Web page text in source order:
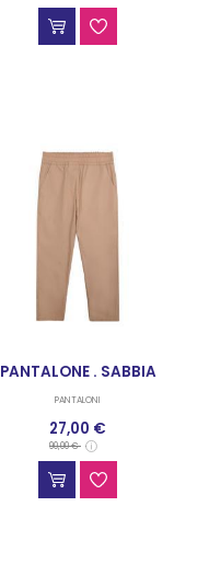
PANTALONE . SABBIA
PANTALONI
27,00 €
90,00 €